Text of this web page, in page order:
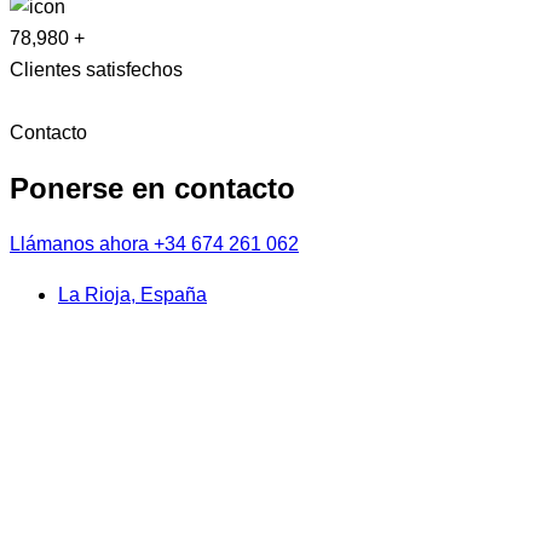
78,980 +
Clientes satisfechos
Contacto
Ponerse en contacto
Llámanos ahora +34 674 261 062
La Rioja, España